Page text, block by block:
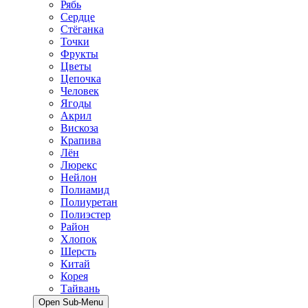
Рябь
Сердце
Стёганка
Точки
Фрукты
Цветы
Цепочка
Человек
Ягоды
Акрил
Вискоза
Крапива
Лён
Люрекс
Нейлон
Полиамид
Полиуретан
Полиэстер
Район
Хлопок
Шерсть
Китай
Корея
Тайвань
Open Sub-Menu